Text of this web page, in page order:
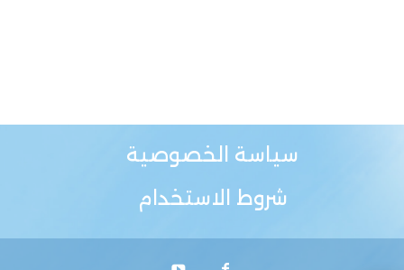
سياسة الخصوصية
شروط الاستخدام